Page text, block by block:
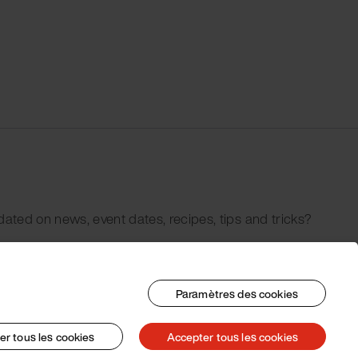
on news, event dates, recipes, tips and tricks?
Paramètres des cookies
tous les cookies Accepter tous les cookies